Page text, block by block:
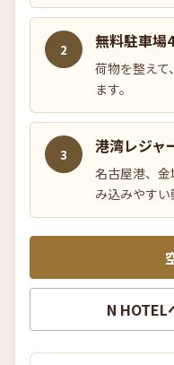
2 無料駐車場
荷物を整え
ます。
3 港湾レジャ
名古屋港、
み込みやすい
N HOTEL